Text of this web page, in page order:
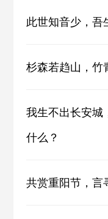
此世知音少，吾
杉森若趋山，竹
我生不出长安城
什么？
共赏重阳节，言